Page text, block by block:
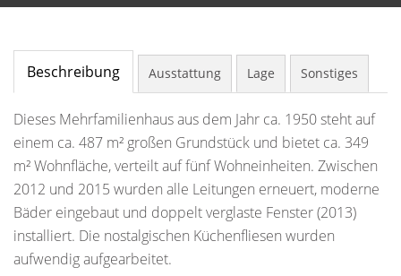
Beschreibung Ausstattung Lage Sonstiges
Dieses Mehrfamilienhaus aus dem Jahr ca. 1950 steht auf
einem ca. 487 m² großen Grundstück und bietet ca. 349
m² Wohnfläche, verteilt auf fünf Wohneinheiten. Zwischen
2012 und 2015 wurden alle Leitungen erneuert, moderne
Bäder eingebaut und doppelt verglaste Fenster (2013)
installiert. Die nostalgischen Küchenfliesen wurden
aufwendig aufgearbeitet.